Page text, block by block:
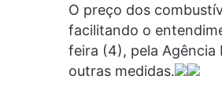
O preço dos
facilitando o
feira (4), pela Agência
outras medidas.